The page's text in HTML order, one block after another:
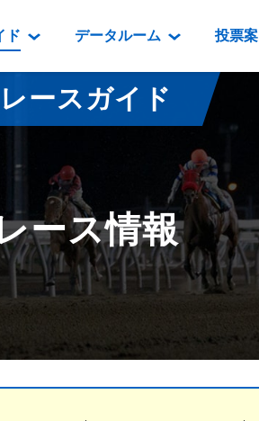
ド
情報
払戻金一覧
騎手成績表
馬番成績表
オッズ
番組
データルーム
映像コンテンツ
重賞競走VTR
重賞競走参考VTR
レースダイジェ
新馬ダイジェス
投票
門別競馬場情
門別競馬場グ
とねっ
いずみ食
ルンビ
勝馬屋
レースガイド
ース情報